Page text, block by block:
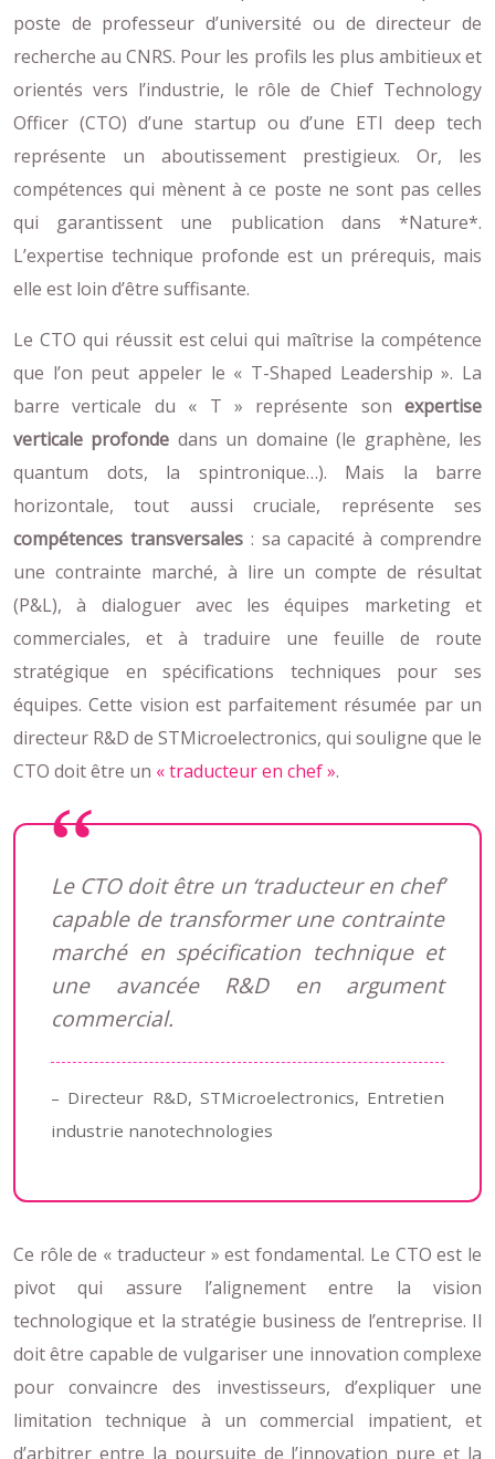
poste de professeur d’université ou de directeur de
recherche au CNRS. Pour les profils les plus ambitieux et
orientés vers l’industrie, le rôle de Chief Technology
Officer (CTO) d’une startup ou d’une ETI deep tech
représente un aboutissement prestigieux. Or, les
compétences qui mènent à ce poste ne sont pas celles
qui garantissent une publication dans *Nature*.
L’expertise technique profonde est un prérequis, mais
elle est loin d’être suffisante.
Le CTO qui réussit est celui qui maîtrise la compétence
que l’on peut appeler le « T-Shaped Leadership ». La
barre verticale du « T » représente son expertise
verticale profonde dans un domaine (le graphène, les
quantum dots, la spintronique…). Mais la barre
horizontale, tout aussi cruciale, représente ses
compétences transversales: sa capacité à comprendre
une contrainte marché, à lire un compte de résultat
(P&L), à dialoguer avec les équipes marketing et
commerciales, et à traduire une feuille de route
stratégique en spécifications techniques pour ses
équipes. Cette vision est parfaitement résumée par un
directeur R&D de STMicroelectronics, qui souligne que le
CTO doit être un « traducteur en chef ».
Le CTO doit être un ‘traducteur en chef’
capable de transformer une contrainte
marché en spécification technique et
une avancée R&D en argument
commercial.
– Directeur R&D, STMicroelectronics, Entretien
industrie nanotechnologies
Ce rôle de « traducteur » est fondamental. Le CTO est le
pivot qui assure l’alignement entre la vision
technologique et la stratégie business de l’entreprise. Il
doit être capable de vulgariser une innovation complexe
pour convaincre des investisseurs, d’expliquer une
limitation technique à un commercial impatient, et
d’arbitrer entre la poursuite de l’innovation pure et la